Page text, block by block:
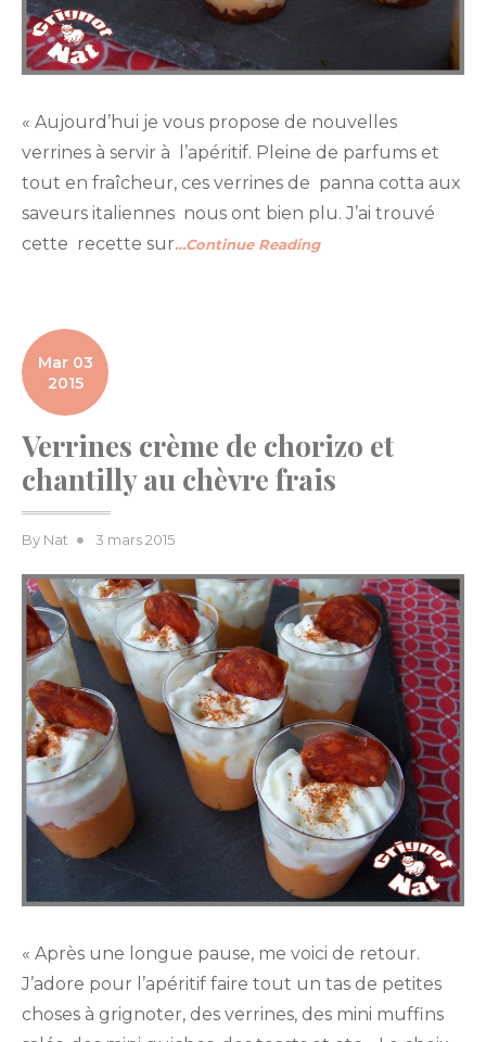
« Aujourd’hui je vous propose de nouvelles
verrines à servir à l’apéritif. Pleine de parfums et
tout en fraîcheur, ces verrines de panna cotta aux
saveurs italiennes nous ont bien plu. J’ai trouvé
cette recette sur…Continue Reading
Mar 03
2015
Verrines crème de chorizo et
chantilly au chèvre frais
By Nat
Posted
3 mars 2015
« Après une longue pause, me voici de retour.
J’adore pour l’apéritif faire tout un tas de petites
choses à grignoter, des verrines, des mini muffins